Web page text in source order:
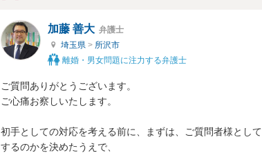
加藤 善大 弁護士
埼玉県 > 所沢市
離婚・男女問題に注力する弁護士
ご質問ありがとうございます。
ご心痛お察しいたします。
初手としての対応を考える前に、まずは、ご質問者様とし
するのかを決めたうえで、